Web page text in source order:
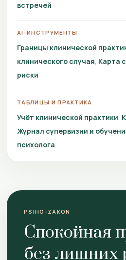
встречей
AI-ИНСТРУМЕНТЫ
Границы клинической
клинического случая Карта
риски
ТАБЛИЦЫ И ПРАКТИКА
Учёт клинической практики
Журнал супервизии и
психолога
PSIHO-ZAKON
Спокойная
без лишних